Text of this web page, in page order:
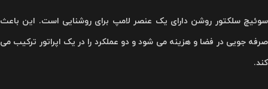
سوئیچ سلکتور روشن دارای یک عنصر لامپ برای روشنایی است. این باعث
صرفه جویی در فضا و هزینه می شود و دو عملکرد را در یک اپراتور ترکیب می
کند.